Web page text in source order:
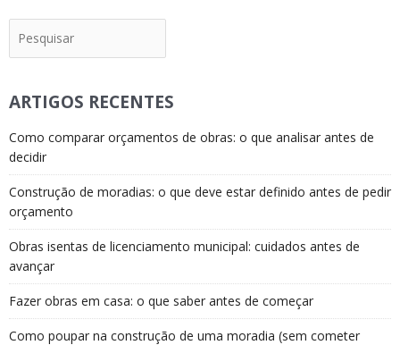
ARTIGOS RECENTES
Como comparar orçamentos de obras: o que analisar antes de
decidir
Construção de moradias: o que deve estar definido antes de pedir
orçamento
Obras isentas de licenciamento municipal: cuidados antes de
avançar
Fazer obras em casa: o que saber antes de começar
Como poupar na construção de uma moradia (sem cometer